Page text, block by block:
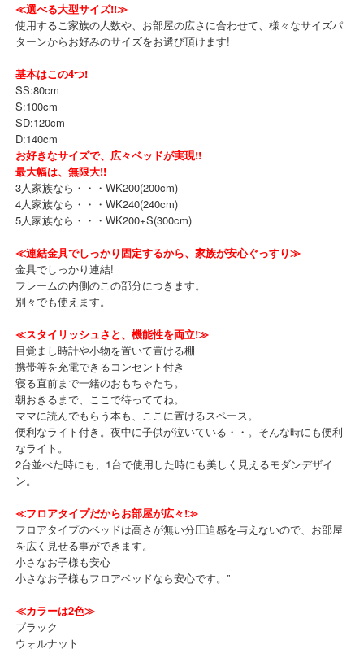
≪選べる大型サイズ!!≫
使用するご家族の人数や、お部屋の広さに合わせて、様々なサイズパ
ターンからお好みのサイズをお選び頂けます!
基本はこの4つ!
SS:80cm
S:100cm
SD:120cm
D:140cm
お好きなサイズで、広々ベッドが実現!!
最大幅は、無限大!!
3人家族なら・・・WK200(200cm)
4人家族なら・・・WK240(240cm)
5人家族なら・・・WK200+S(300cm)
≪連結金具でしっかり固定するから、家族が安心ぐっすり≫
金具でしっかり連結!
フレームの内側のこの部分につきます。
別々でも使えます。
≪スタイリッシュさと、機能性を両立!≫
目覚まし時計や小物を置いて置ける棚
携帯等を充電できるコンセント付き
寝る直前まで一緒のおもちゃたち。
朝おきるまで、ここで待っててね。
ママに読んでもらう本も、ここに置けるスペース。
便利なライト付き。夜中に子供が泣いている・・。そんな時にも便利
なライト。
2台並べた時にも、1台で使用した時にも美しく見えるモダンデザイ
ン。
≪フロアタイプだからお部屋が広々!≫
フロアタイプのベッドは高さが無い分圧迫感を与えないので、お部屋
を広く見せる事ができます。
小さなお子様も安心
小さなお子様もフロアベッドなら安心です。”
≪カラーは2色≫
ブラック
ウォルナット